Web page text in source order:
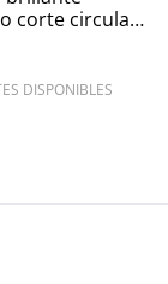
corte circular
DISPONIBLES